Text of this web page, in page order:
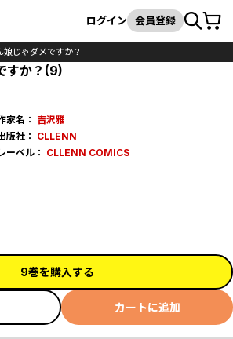
検索
ログイン 会員登録カート
娘じゃダメですか？
すか？(9)
家名： 吉沢雅
版社： CLLENN
ーベル： CLLENN COMICS
9巻を購入する
カートに追加